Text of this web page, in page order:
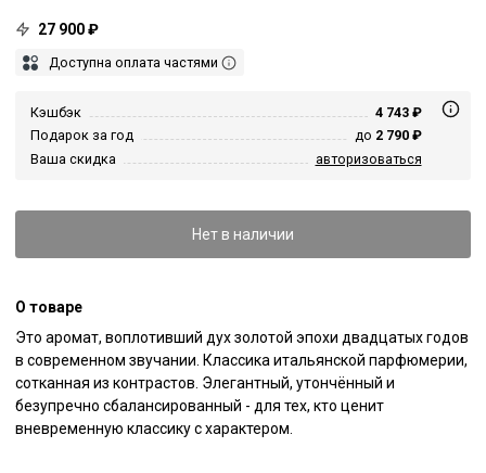
27 900 ₽
Доступна оплата частями
Кэшбэк
4 743 ₽
Подарок за год
до 2 790 ₽
Ваша скидка
авторизоваться
Нет в наличии
О товаре
Это аромат, воплотивший дух золотой эпохи двадцатых годов
в современном звучании. Классика итальянской парфюмерии,
сотканная из контрастов. Элегантный, утончённый и
безупречно сбалансированный - для тех, кто ценит
вневременную классику с характером.